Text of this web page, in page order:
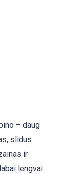
– daug
slidus
ir
lengvai